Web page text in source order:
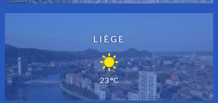
LIÈGE
23 °C